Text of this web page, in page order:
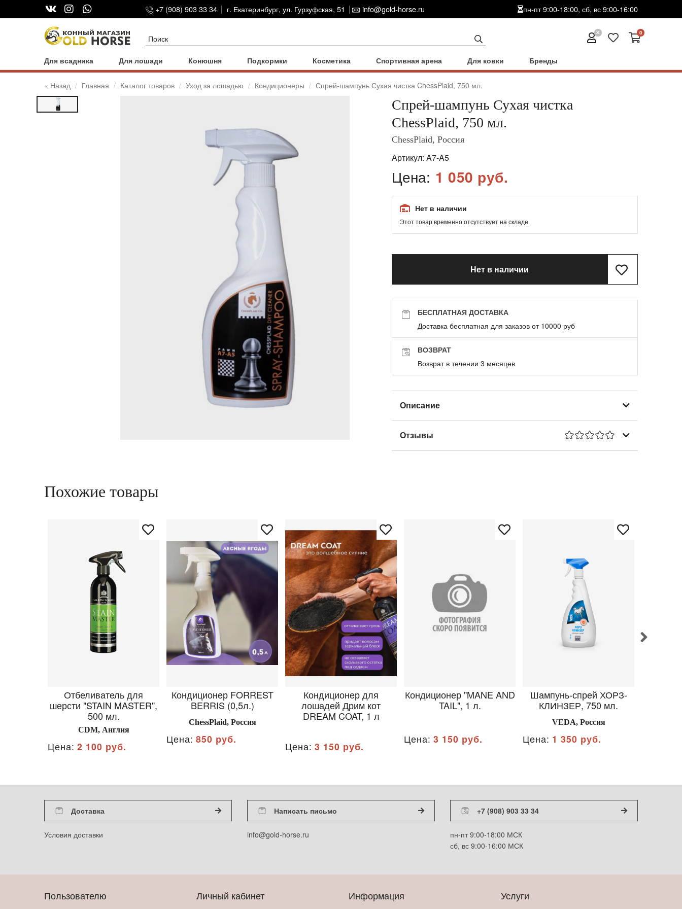
+7 (908) 903 33 34 г. Екатеринбург, ул. Гурзуфская, 51 info@gold-horse.ru пн-пт 9:00-18:00, сб, вс 9:00-16:00
0
Для всадника Для лошади Конюшня Подкормки Косметика Спортивная арена Для ковки Бренды
« Назад Главная Каталог товаров Уход за лошадью Кондиционеры Спрей-шампунь Сухая чистка ChessPlaid, 750 мл.
Спрей-шампунь Сухая чистка
ChessPlaid, 750 мл.
ChessPlaid, Россия
Артикул: A7-A5
Цена: 1 050 руб.
Нет в наличии
Этот товар временно отсутствует на складе.
Нет в наличии
БЕСПЛАТНАЯ ДОСТАВКА
Доставка бесплатная для заказов от 10000 руб
ВОЗВРАТ
Возврат в течении 3 месяцев
Описание
Отзывы
Похожие товары
Отбеливатель для
шерсти "STAIN MASTER",
500 мл.
CDM, Англия
Цена: 2 100 руб.
Кондиционер FORREST
BERRIS (0,5л.)
ChessPlaid, Россия
Цена: 850 руб.
Кондиционер для
лошадей Дрим кот
DREAM COAT, 1 л
Цена: 3 150 руб.
Кондиционер "MANE AND
TAIL", 1 л.
Цена: 3 150 руб.
Шампунь-спрей ХОРЗ-
КЛИНЗЕР, 750 мл.
VEDA, Россия
Цена: 1 350 руб.
Доставка
Условия доставки
Написать письмо
info@gold-horse.ru
+7 (908) 903 33 34
пн-пт 9:00-18:00 МСК
сб, вс 9:00-16:00 МСК
Пользователю Личный кабинет Информация Услуги